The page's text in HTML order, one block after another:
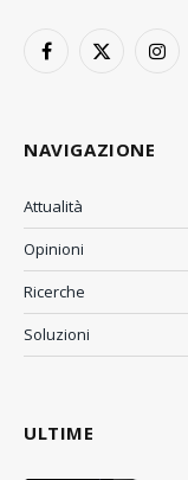
Facebook
X
NAVIGAZIONE
Attualità
Opinioni
Ricerche
Soluzioni
ULTIME